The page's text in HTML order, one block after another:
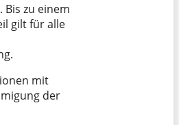
Bis zu einem
gilt für alle
mit
der